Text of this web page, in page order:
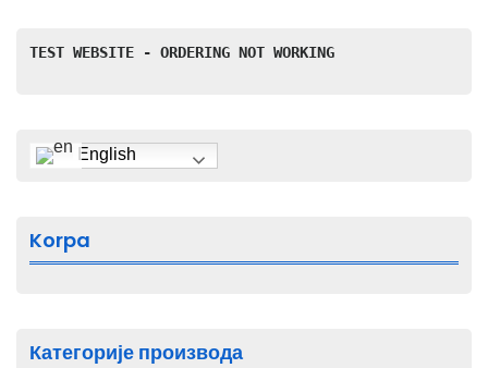
више
бити
страници
производа.
TEST WEBSITE - ORDERING NOT WORKING
English
Korpa
Категорије производа